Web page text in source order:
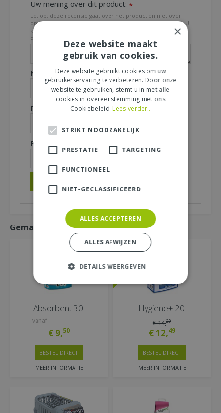
Uw mening over dit product: *
Let op: deze recensie gaat over het product en niet over
ons tuincentrum, de service of levering van uw bestelling. U
kunt bijvoorbeeld in gaan op de kwaliteit van het product,
de look & feel en belangrijke eigenschappen.
Naam (zichtbaar op website):*
Plaats (zichtbaar op website):*
E-mailadres (niet zichtbaar):
Gemakkelijk mee bestellen
Absorbent 30l
vanaf
€ 9,50
MEER INFORMATIE
BESTEL DIRECT
Hygiene+ 20l
€14,29
€12,49
MEER INFORMATIE
BESTEL DIRECT
×
Deze website maakt
gebruik van cookies.
Deze website gebruikt cookies om uw
gebruikerservaring te verbeteren. Door onze
website te gebruiken, stemt u in met alle
cookies in overeenstemming met ons
Cookiebeleid. Lees verder..
STRIKT NOODZAKELIJK
PRESTATIE TARGETING
FUNCTIONEEL
NIET-GECLASSIFICEERD
ALLES ACCEPTEREN
ALLES AFWIJZEN
DETAILS WEERGEVEN